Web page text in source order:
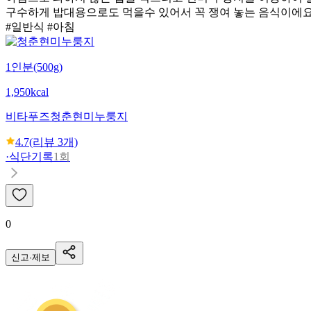
구수하게 밥대용으로도 먹을수 있어서 꼭 쟁여 놓는 음식이에
#일반식 #아침
1인분(500g)
1,950kcal
비타푸즈청춘현미누룽지
4.7(리뷰 3개)
·식단기록1회
0
신고·제보